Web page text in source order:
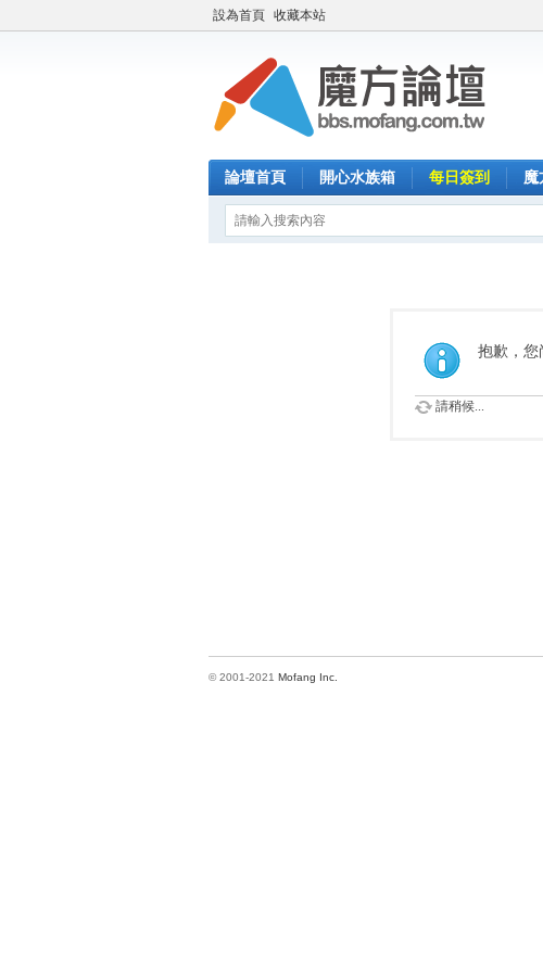
設為首頁 收藏本站
論壇首頁 開心水族箱 每日簽到 魔
抱歉，您
請稍候...
© 2001-2021 Mofang Inc.